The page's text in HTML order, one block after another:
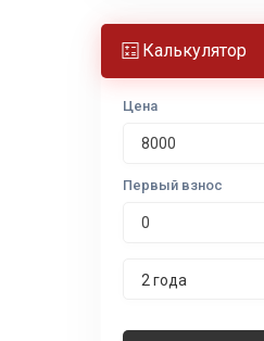
Калькулятор
Цена
Первый взнос
2 года